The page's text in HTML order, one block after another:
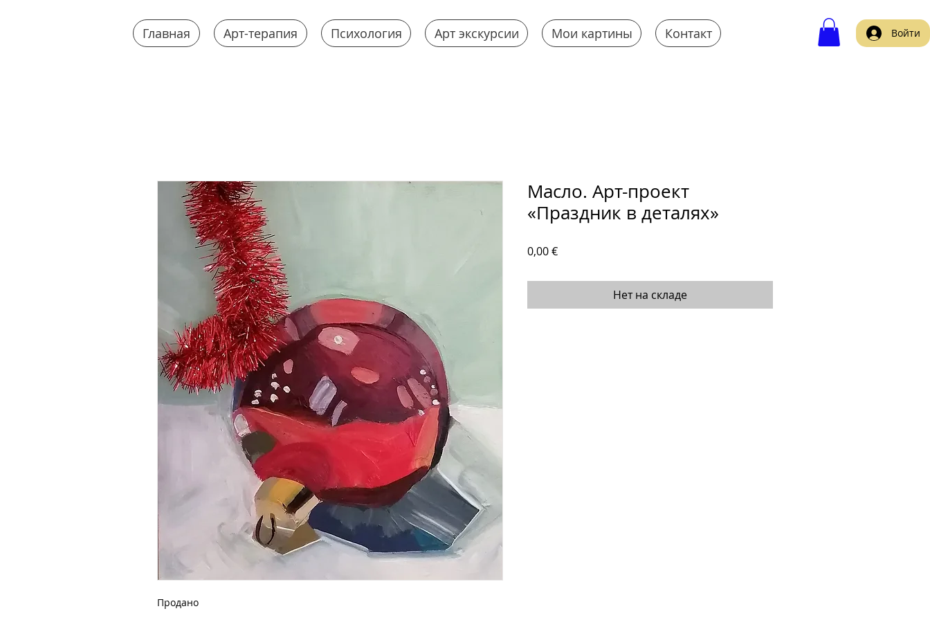
Главная Арт-терапия Психология Арт экскурсии Мои картины Контакт Войти
Продано
Масло. Арт-проект
«Праздник в деталях»
0,00 €Цена
Нет на складе